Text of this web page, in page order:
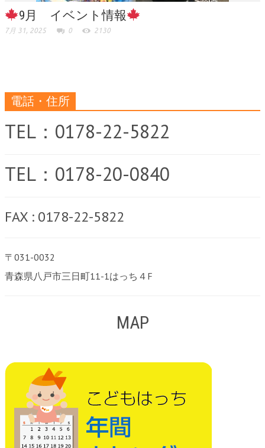
9月 イベント情報
7月 31, 2025 0 2130
電話・住所
TEL：0178-22-5822
TEL：0178-20-0840
FAX : 0178-22-5822
〒031-0032
青森県八戸市三日町11-1はっち４F
MAP